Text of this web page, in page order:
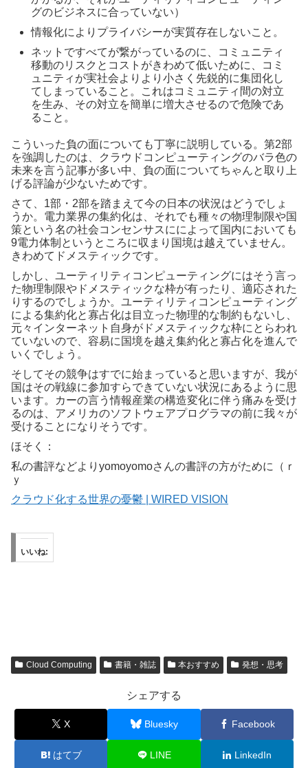
グのビジネスに合っていない）
情報化によりプライバシーが実質存在しないこと。
ネットですべてが繋がっているのに、コミュニティ
移動のリスクとコストがきわめて低いために、コミ
ュニティが実社会よりより小さく先鋭的に集団化し
てしまっていること。これはコミュニティ間の対立
を生み、その対立を簡単に増大させるので危険であ
ること。
こういった負の面についても丁寧に説明している。第2部
を強調したのは、クラウドコンピューティングのバラ色の
未来を言う記事が多い中、負の面についてちゃんと取り上
げる評論が少ないためです。
さて、1部・2部を踏まえて今の日本の状況はどうでしょ
うか。電力業界の集約化は、それでも種々の物理制限や国
策という名の社会コンセンサスにによって国内においても
9電力体制というところに収まり国境は越えていません。
きわめてドメスティックです。
しかし、ユーティリティコンピューティングにはそう言っ
た物理制限やドメスティックな枠が有ったり、適応された
りするのでしょうか。ユーティリティコンピューティング
による集約化と寡占化は目立った物理的な制約もないし、
元々インターネット自身がドメスティックな枠にとらわれ
ていないので、容易に国境を越え集約化と寡占化を進んで
いくでしょう。
そしてその競争はすでに始まっていると思いますが、我が
国はその戦線に参加すらできていない状況にあるように思
います。カーの言う情報産業の構造変化に伴う痛みを受け
るのは、アメリカのソフトウェアプログラマの前に我々が
受けることになりそうです。
ほそく：
私の書評などよりyomoyomoさんの書評の方がために（ｒ
ｙ
クラウド化する世界の憂鬱 | WIRED VISION
いいね:
Cloud Computing 書籍・雑誌 本おすすめ 発想・思考
シェアする
X Bluesky Facebook
はてブ LINE LinkedIn